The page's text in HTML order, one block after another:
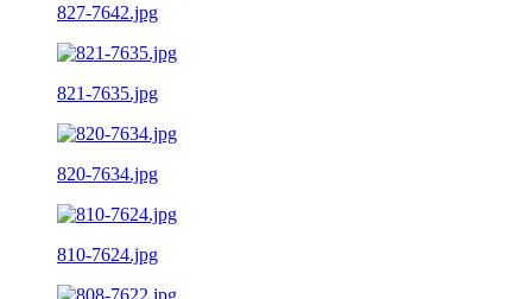
827-7642.jpg
821-7635.jpg
820-7634.jpg
810-7624.jpg